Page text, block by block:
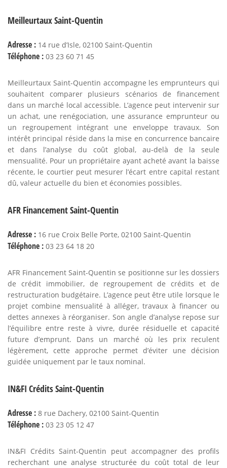
Meilleurtaux Saint-Quentin
Adresse : 14 rue d’Isle, 02100 Saint-Quentin
Téléphone : 03 23 60 71 45
Meilleurtaux Saint-Quentin accompagne les emprunteurs qui
souhaitent comparer plusieurs scénarios de financement
dans un marché local accessible. L’agence peut intervenir sur
un achat, une renégociation, une assurance emprunteur ou
un regroupement intégrant une enveloppe travaux. Son
intérêt principal réside dans la mise en concurrence bancaire
et dans l’analyse du coût global, au-delà de la seule
mensualité. Pour un propriétaire ayant acheté avant la baisse
récente, le courtier peut mesurer l’écart entre capital restant
dû, valeur actuelle du bien et économies possibles.
AFR Financement Saint-Quentin
Adresse : 16 rue Croix Belle Porte, 02100 Saint-Quentin
Téléphone : 03 23 64 18 20
AFR Financement Saint-Quentin se positionne sur les dossiers
de crédit immobilier, de regroupement de crédits et de
restructuration budgétaire. L’agence peut être utile lorsque le
projet combine mensualité à alléger, travaux à financer ou
dettes annexes à réorganiser. Son angle d’analyse repose sur
l’équilibre entre reste à vivre, durée résiduelle et capacité
future d’emprunt. Dans un marché où les prix reculent
légèrement, cette approche permet d’éviter une décision
guidée uniquement par le taux nominal.
IN&FI Crédits Saint-Quentin
Adresse : 8 rue Dachery, 02100 Saint-Quentin
Téléphone : 03 23 05 12 47
IN&FI Crédits Saint-Quentin peut accompagner des profils
recherchant une analyse structurée du coût total de leur